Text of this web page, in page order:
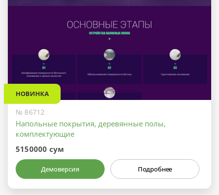
НОВИНКА
№ 86712
Напольные покрытия, деревянные полы,
комплектующие
5150000 сум
Демоверсия Подробнее